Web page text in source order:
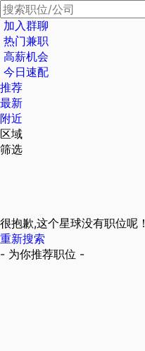
加入群聊
热门兼职
高薪机会
今日速配
推荐
最新
附近
区域
筛选
很抱歉,这个星球没有职位呢！
重新搜索
- 为你推荐职位 -